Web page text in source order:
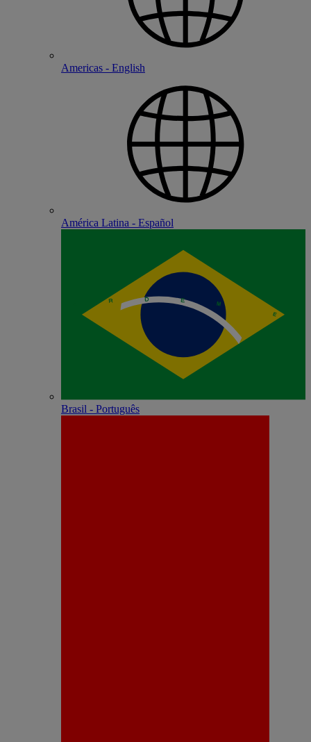
Americas - English
América Latina - Español
Brasil - Português